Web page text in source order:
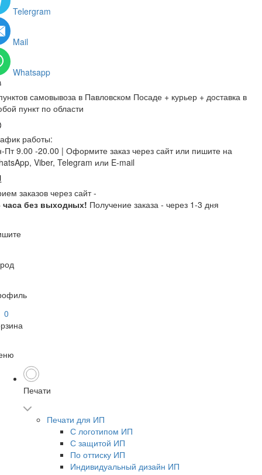
Telergram
Mail
Whatsapp
самовывоза в Павловском Посаде + курьер + доставка в
пункт по области
работы:
Пт 9.00 -20.00 | Оформите заказ через сайт или пишите на
Viber, Telegram или E-mail
заказов через сайт -
часа без выходных! Получение заказа - через 1-3 дня
0
Печати
Печати для ИП
С логотипом ИП
С защитой ИП
По оттиску ИП
Индивидуальный дизайн ИП